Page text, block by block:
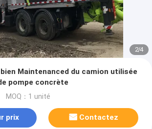
2/4
Maintenanced du camion utilisée
pompe concrète
MOQ：1 unité
prix Contactez